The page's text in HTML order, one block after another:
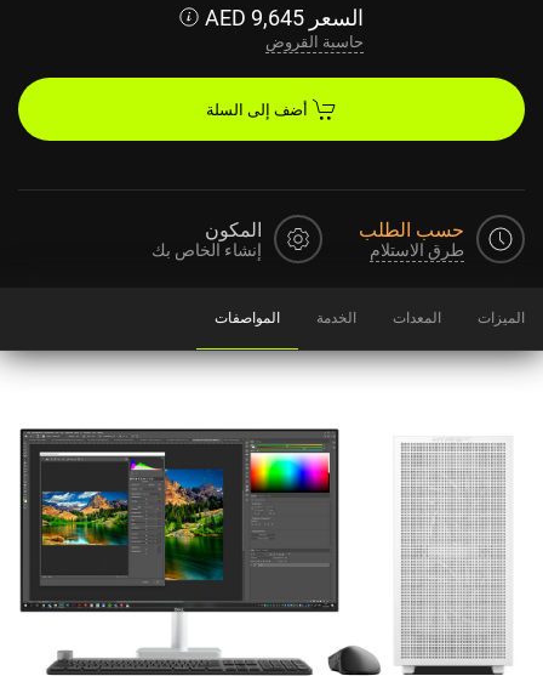
السعر AED 9,645
حاسبة القروض
أضف إلى السلة
حسب الطلب
طرق الاستلام
المكون
إنشاء الخاص بك
الميزات المعدات الخدمة المواصفات